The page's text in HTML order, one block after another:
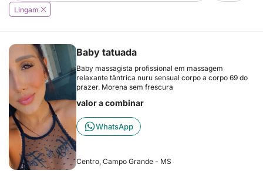
Lingam
Baby tatuada
Baby massagista profissional em massagem
relaxante tântrica nuru sensual corpo a corpo 69 do
prazer. Morena sem frescura
valor a combinar
WhatsApp
Centro, Campo Grande - MS